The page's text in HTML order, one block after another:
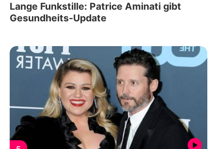
Lange Funkstille: Patrice Aminati gibt
Gesundheits-Update